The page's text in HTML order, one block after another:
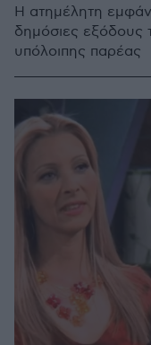
Η ατημέλητη
δημόσιες εξόδους
υπόλοιπης παρέας